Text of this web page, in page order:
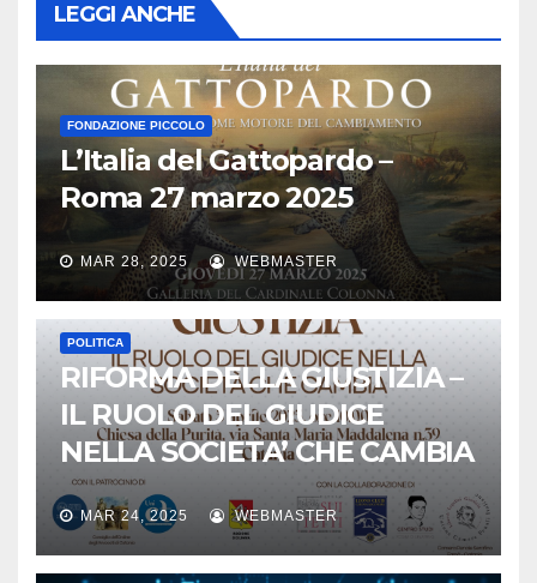
LEGGI ANCHE
FONDAZIONE PICCOLO
L’Italia del Gattopardo –
Roma 27 marzo 2025
MAR 28, 2025 WEBMASTER
POLITICA
RIFORMA DELLA GIUSTIZIA –
IL RUOLO DEL GIUDICE
NELLA SOCIETA’ CHE CAMBIA
MAR 24, 2025 WEBMASTER